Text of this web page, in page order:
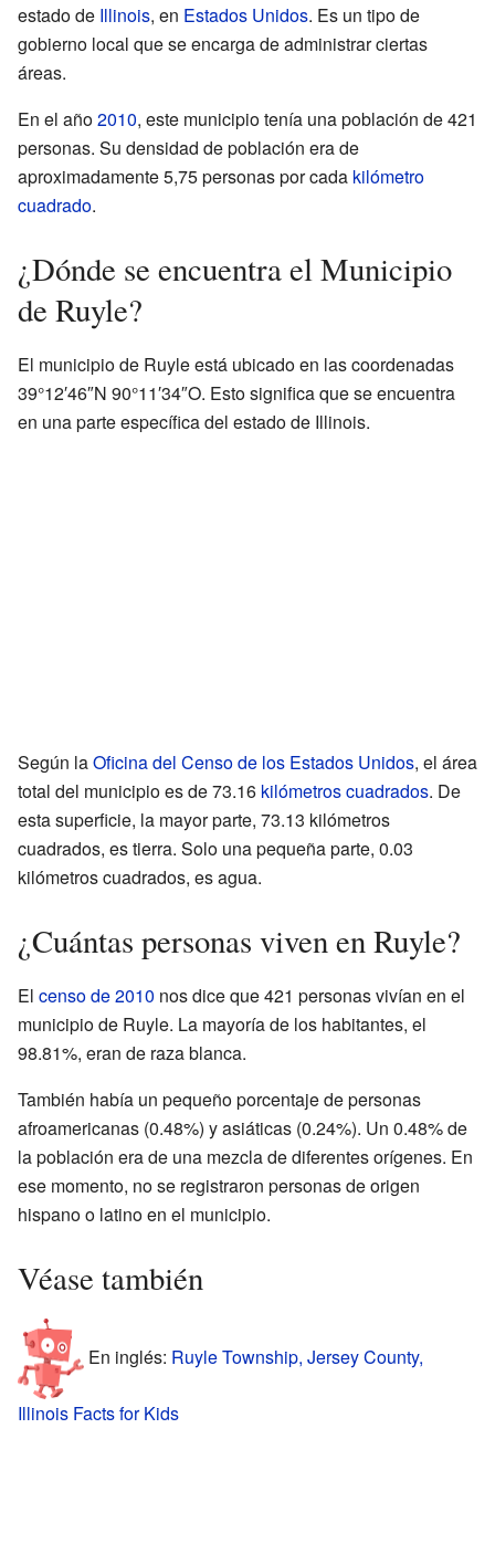
estado de Illinois, en Estados Unidos. Es un tipo de
gobierno local que se encarga de administrar ciertas
áreas.
En el año2010, este municipio tenía una población de 421
personas. Su densidad de población era de
aproximadamente 5,75 personas por cada kilómetro
cuadrado.
¿Dónde se encuentra el Municipio
de Ruyle?
El municipio de Ruyle está ubicado en las coordenadas
39°12′46″N 90°11′34″O. Esto significa que se encuentra
en una parte específica del estado de Illinois.
Según laOficina del Censo de los Estados Unidos, el área
total del municipio es de 73.16 kilómetros cuadrados. De
esta superficie, la mayor parte, 73.13 kilómetros
cuadrados, es tierra. Solo una pequeña parte, 0.03
kilómetros cuadrados, es agua.
¿Cuántas personas viven en Ruyle?
El censo de 2010 nos dice que 421 personas vivían en el
municipio de Ruyle. La mayoría de los habitantes, el
98.81%, eran de raza blanca.
También había un pequeño porcentaje de personas
afroamericanas (0.48%) y asiáticas (0.24%). Un 0.48% de
la población era de una mezcla de diferentes orígenes. En
ese momento, no se registraron personas de origen
hispano o latino en el municipio.
Véase también
En inglés: Ruyle Township, Jersey County,
Illinois Facts for Kids